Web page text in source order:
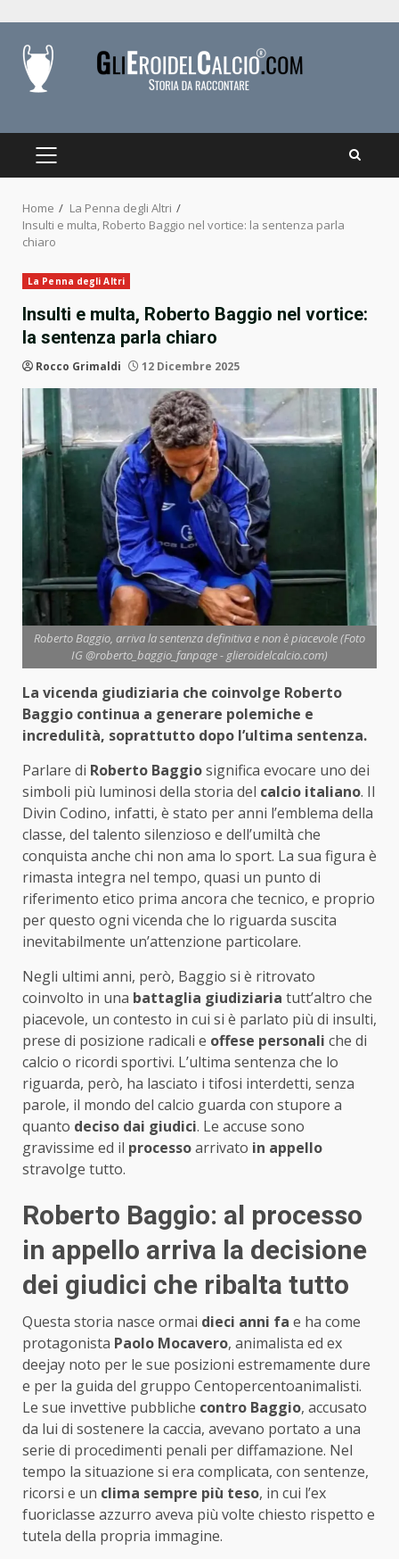
content
PRIMARY
Home
La Penna degli Altri
Insulti e multa, Roberto Baggio nel vortice: la sentenza parla
chiaro
La Penna degli Altri
Insulti e multa, Roberto Baggio nel vortice:
la sentenza parla chiaro
Rocco Grimaldi 12 Dicembre 2025
Roberto Baggio, arriva la sentenza definitiva e non è piacevole (Foto
IG @roberto_baggio_fanpage - glieroidelcalcio.com)
La vicenda giudiziaria che coinvolge Roberto
Baggio continua a generare polemiche e
incredulità, soprattutto dopo l’ultima sentenza.
Parlare di Roberto Baggiosignifica evocare uno dei
simboli più luminosi della storia del calcio italiano. Il
Divin Codino, infatti, è stato per anni l’emblema della
classe, del talento silenzioso e dell’umiltà che
conquista anche chi non ama lo sport. La sua figura è
rimasta integra nel tempo, quasi un punto di
riferimento etico prima ancora che tecnico, e proprio
per questo ogni vicenda che lo riguarda suscita
inevitabilmente un’attenzione particolare.
Negli ultimi anni, però, Baggio si è ritrovato
coinvolto in una battaglia giudiziaria tutt’altro che
piacevole, un contesto in cui si è parlato più di insulti,
prese di posizione radicali e offese personali che di
calcio o ricordi sportivi. L’ultima sentenza che lo
riguarda, però, ha lasciato i tifosi interdetti, senza
parole, il mondo del calcio guarda con stupore a
quanto deciso dai giudici. Le accuse sono
gravissime ed il processoarrivato in appello
stravolge tutto.
Roberto Baggio: al processo
in appello arriva la decisione
dei giudici che ribalta tutto
Questa storia nasce ormai dieci anni fa e ha come
protagonista Paolo Mocavero, animalista ed ex
deejay noto per le sue posizioni estremamente dure
e per la guida del gruppo Centopercentoanimalisti.
Le sue invettive pubbliche contro Baggio, accusato
da lui di sostenere la caccia, avevano portato a una
serie di procedimenti penali per diffamazione. Nel
tempo la situazione si era complicata, con sentenze,
ricorsi e un clima sempre più teso, in cui l’ex
fuoriclasse azzurro aveva più volte chiesto rispetto e
tutela della propria immagine.